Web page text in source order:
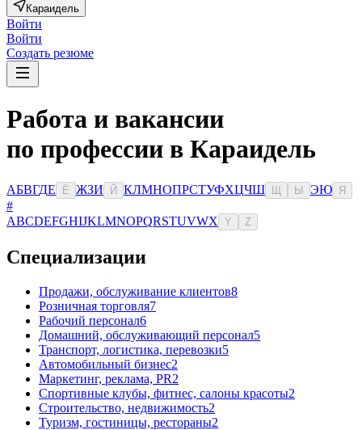
Караидель
Войти
Войти
Создать резюме
Работа и вакансии
по профессии в Караидель
АБВГДЕ Ё ЖЗИ Й КЛМНОПРСТУФХЦЧШ Ы ЭЮ Я
#
ABCDEFGHIJKLMNOPQRSTUVWX Y Z
Специализации
Продажи, обслуживание клиентов8
Розничная торговля7
Рабочий персонал6
Домашний, обслуживающий персонал5
Транспорт, логистика, перевозки5
Автомобильный бизнес2
Маркетинг, реклама, PR2
Спортивные клубы, фитнес, салоны красоты2
Строительство, недвижимость2
Туризм, гостиницы, рестораны2